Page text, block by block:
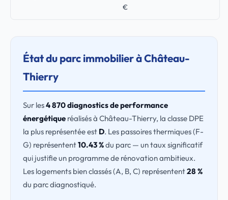
€
État du parc immobilier à Château-
Thierry
Sur les4 870 diagnostics de performance
énergétique réalisés à Château-Thierry, la classe DPE
la plus représentée est D. Les passoires thermiques (F-
G) représentent10.43 %du parc — un taux significatif
qui justifie un programme de rénovation ambitieux.
Les logements bien classés (A, B, C) représentent28 %
du parc diagnostiqué.